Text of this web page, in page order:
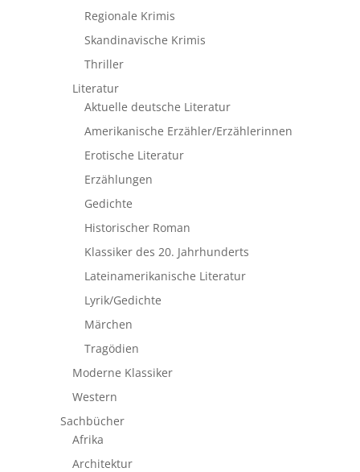
Regionale Krimis
Skandinavische Krimis
Thriller
Literatur
Aktuelle deutsche Literatur
Amerikanische Erzähler/Erzählerinnen
Erotische Literatur
Erzählungen
Gedichte
Historischer Roman
Klassiker des 20. Jahrhunderts
Lateinamerikanische Literatur
Lyrik/Gedichte
Märchen
Tragödien
Moderne Klassiker
Western
Sachbücher
Afrika
Architektur